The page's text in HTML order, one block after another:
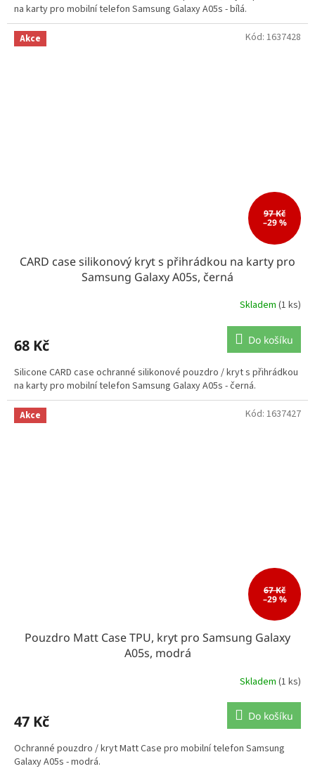
na karty pro mobilní telefon Samsung Galaxy A05s - bílá.
Akce
97 Kč
–29 %
CARD case silikonový kryt s přihrádkou na karty pro
Samsung Galaxy A05s, černá
Skladem (1 ks)
68 Kč Do košíku
Silicone CARD case ochranné silikonové pouzdro / kryt s přihrádkou
na karty pro mobilní telefon Samsung Galaxy A05s - černá.
Kód: 1637428
Akce
67 Kč
–29 %
Pouzdro Matt Case TPU, kryt pro Samsung Galaxy
A05s, modrá
Skladem (1 ks)
47 Kč Do košíku
Ochranné pouzdro / kryt Matt Case pro mobilní telefon Samsung
Galaxy A05s - modrá.
Kód: 1637427